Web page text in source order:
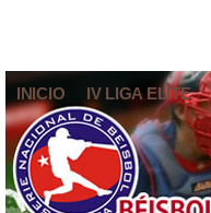
INICIO IV LIGA ELITE